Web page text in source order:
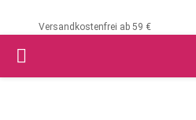
Versandkostenfrei ab 59 €
PRIMARY